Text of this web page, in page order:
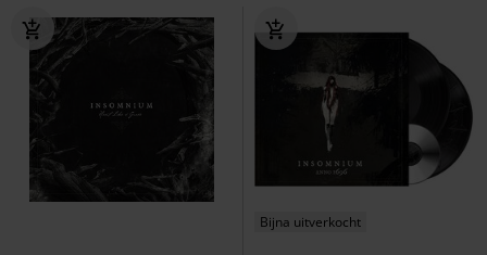
Bijna uitverkocht